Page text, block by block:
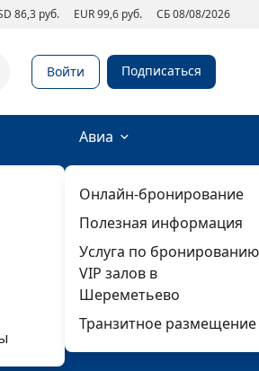
86,3 руб. EUR 99,6 руб. СБ 08/08/2026
Войти Подписаться
Авиа
Онлайн-бронирование
Полезная информация
Услуга по бронированию
VIP залов в
Шереметьево
Транзитное размещение